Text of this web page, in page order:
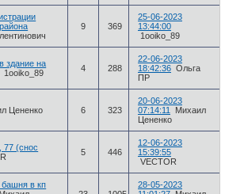
9 369
25-06-2023
13:44:00
1ooiko_89
здание на
1ooiko_89 4 288
22-06-2023
18:42:36 Ольга
ПР
Цененко 6 323
20-06-2023
07:14:11
Михаил
Цененко
77 (снос
5 446
12-06-2023
15:39:55
VECTOR
башня в кп
28-05-2023